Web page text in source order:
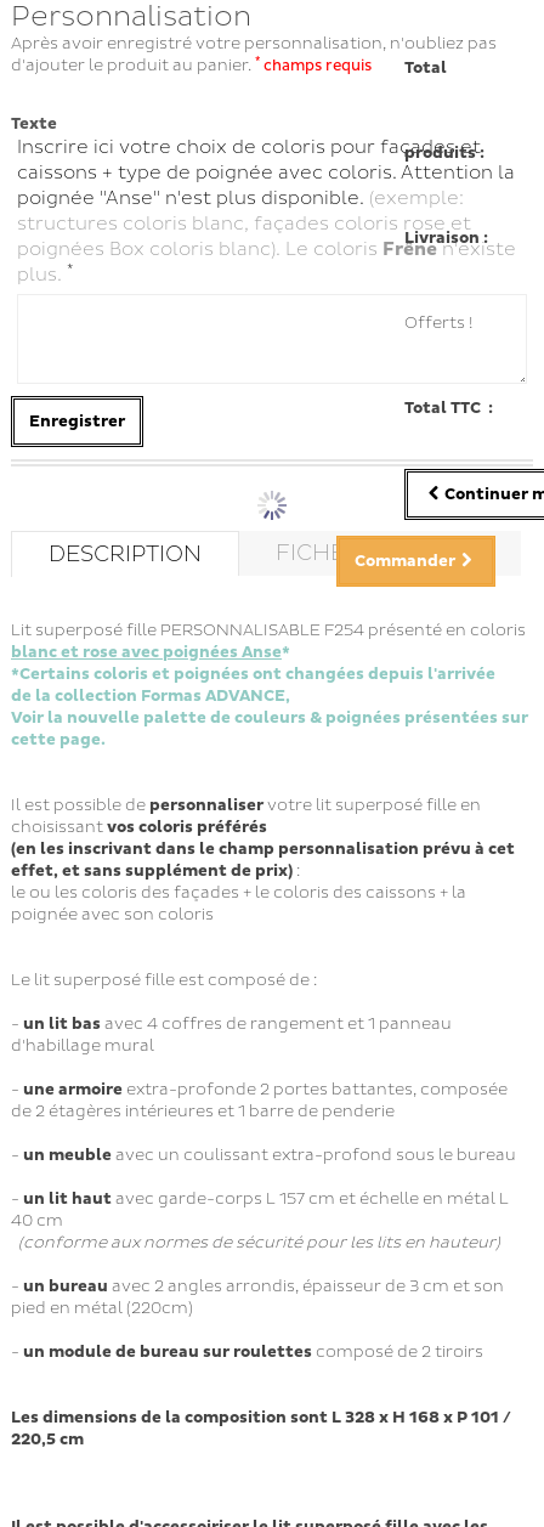
Total
produits :
Livraison :
Offerts !
Total TTC :
Continuer
Commander
Personnalisation
Après avoir enregistré votre personnalisation, n'oubliez pas
d'ajouter le produit au panier. *champs requis
Texte
Inscrire ici votre choix de coloris pour façades et
caissons + type de poignée avec coloris. Attention la
poignée "Anse" n'est plus disponible. (exemple:
structures coloris blanc, façades coloris rose et
poignées Box coloris blanc). Le coloris Frênen'existe
plus. *
Enregistrer
DESCRIPTION FICHE TECHNIQUE
Lit superposé fille PERSONNALISABLE F254 présenté en coloris
blanc et rose avec poignées Anse*
*Certains coloris et poignées ont changées depuis l'arrivée
de la collection Formas ADVANCE,
Voir la nouvelle palette de couleurs & poignées présentées sur
cette page.
Il est possible de personnaliservotre lit superposé fille en
choisissantvos coloris préférés
(en les inscrivant dans le champ personnalisation prévu à cet
effet, et sans supplément de prix):
le ou les coloris des façades + le coloris des caissons + la
poignée avec son coloris
Le lit superposé fille est composé de :
- un lit basavec 4 coffres de rangement et 1 panneau
d'habillage mural
- une armoireextra-profonde 2 portes battantes, composée
de 2 étagères intérieures et 1 barre de penderie
- un meubleavec un coulissant extra-profond sous le bureau
- un lit hautavec garde-corps L 157 cm et échelle en métal L
40 cm
(conforme aux normes de sécurité pour les lits en hauteur)
- un bureau avec 2 angles arrondis, épaisseur de 3 cm et son
pied en métal (220cm)
- un module de bureau sur roulettes composé de 2 tiroirs
Les dimensions de la composition sont L 328 x H 168 x P 101 /
220,5 cm